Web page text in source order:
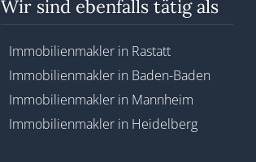
Wir sind ebenfalls tätig als
Immobilienmakler in Rastatt
Immobilienmakler in Baden-Baden
Immobilienmakler in Mannheim
Immobilienmakler in Heidelberg